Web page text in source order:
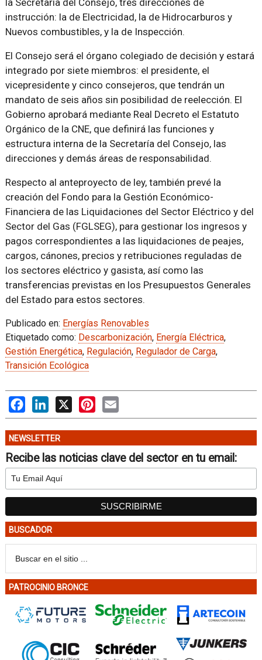
instrucción: la de Electricidad, la de Hidrocarburos y
Nuevos combustibles, y la de Inspección.
El Consejo será el órgano colegiado de decisión y estará
integrado por siete miembros: el presidente, el
vicepresidente y cinco consejeros, que tendrán un
mandato de seis años sin posibilidad de reelección. El
Gobierno aprobará mediante Real Decreto el Estatuto
Orgánico de la CNE, que definirá las funciones y
estructura interna de la Secretaría del Consejo, las
direcciones y demás áreas de responsabilidad.
Respecto al anteproyecto de ley, también prevé la
creación del Fondo para la Gestión Económico-
Financiera de las Liquidaciones del Sector Eléctrico y del
Sector del Gas (FGLSEG), para gestionar los ingresos y
pagos correspondientes a las liquidaciones de peajes,
cargos, cánones, precios y retribuciones reguladas de
los sectores eléctrico y gasista, así como las
transferencias previstas en los Presupuestos Generales
del Estado para estos sectores.
Publicado en: Energías Renovables
Etiquetado como: Descarbonización, Energía Eléctrica,
Gestión Energética, Regulación, Regulador de Carga,
Transición Ecológica
FacebookLinkedIn
X PinterestEmail
NEWSLETTER
Recibe las noticias clave del sector en tu email:
BUSCADOR
PATROCINIO BRONCE